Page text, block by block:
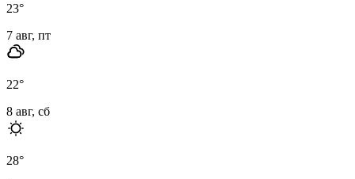
23°
7 авг, пт
22°
8 авг, сб
28°